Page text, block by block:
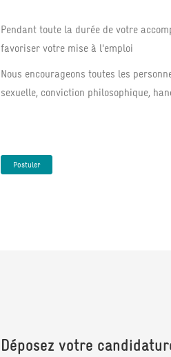
Pendant toute la durée de votre
favoriser votre mise à l'emploi
Nous encourageons toutes les
sexuelle, conviction philosophique,
Postuler
Déposez votre